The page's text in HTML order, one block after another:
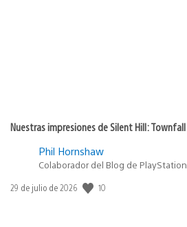
Nuestras impresiones de Silent Hill: Townfall
Phil Hornshaw
Colaborador del Blog de PlayStation
Fecha
29 de julio de 2026 10